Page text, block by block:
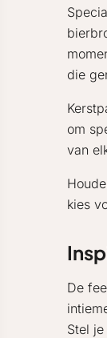
die
om
van
kies
De
Stel